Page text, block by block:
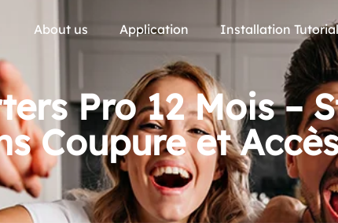
About us Application Installation
Pro 12 Mois –
Coupure et